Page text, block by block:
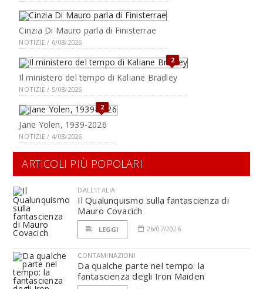
Cinzia Di Mauro parla di Finisterrae
NOTIZIE / 6/08/2026
2
Il ministero del tempo di Kaliane Bradley
NOTIZIE / 5/08/2026
2
Jane Yolen, 1939-2026
NOTIZIE / 4/08/2026
ARTICOLI PIÙ POPOLARI
DALL'ITALIA
Il Qualunquismo sulla fantascienza di
Mauro Covacich
LEGGI 26/07/2026
CONTAMINAZIONI
Da qualche parte nel tempo: la
fantascienza degli Iron Maiden